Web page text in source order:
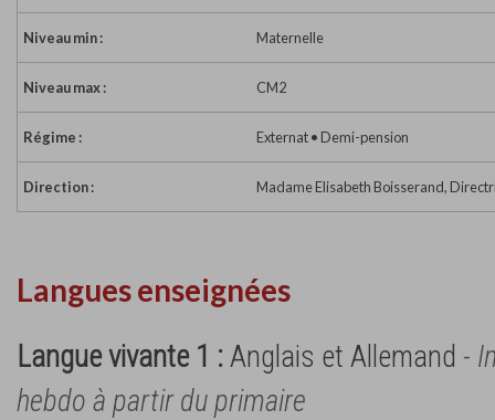
Niveau min : Maternelle
Niveau max : CM2
Régime : Externat • Demi-pension
Direction : Madame Elisabeth Boisserand,
Langues enseignées
Langue vivante 1 :Anglais et Allemand -
hebdo à partir du primaire